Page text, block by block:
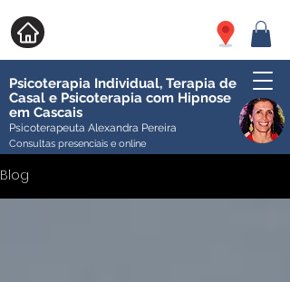
Psicoterapia Individual, Terapia de
Casal e Psicoterapia com Hipnose
em Cascais
Psicoterapeuta Alexandra Pereira
Consultas presenciais e online
Blog